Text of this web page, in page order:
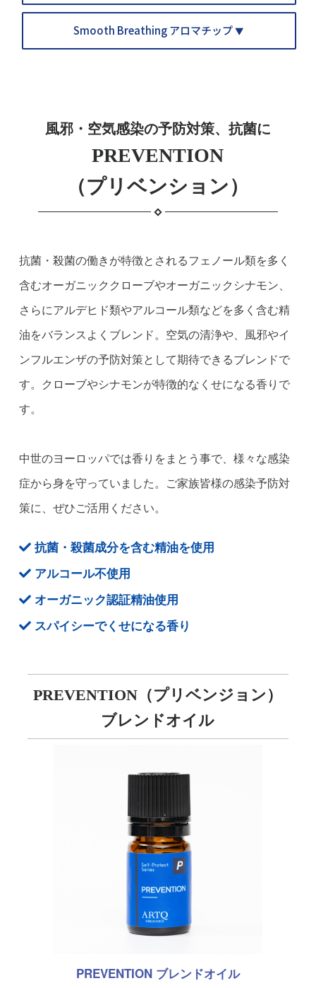
Smooth Breathing アロマチップ▼
風邪・空気感染の予防対策、抗菌に
PREVENTION
（プリベンション）
抗菌・殺菌の働きが特徴とされるフェノール類を多く
含むオーガニッククローブやオーガニックシナモン、
さらにアルデヒド類やアルコール類などを多く含む精
油をバランスよくブレンド。空気の清浄や、風邪やイ
ンフルエンザの予防対策として期待できるブレンドで
す。クローブやシナモンが特徴的なくせになる香りで
す。
中世のヨーロッパでは香りをまとう事で、様々な感染
症から身を守っていました。ご家族皆様の感染予防対
策に、ぜひご活用ください。
抗菌・殺菌成分を含む精油を使用
アルコール不使用
オーガニック認証精油使用
スパイシーでくせになる香り
PREVENTION（プリベンジョン）
ブレンドオイル
PREVENTION ブレンドオイル